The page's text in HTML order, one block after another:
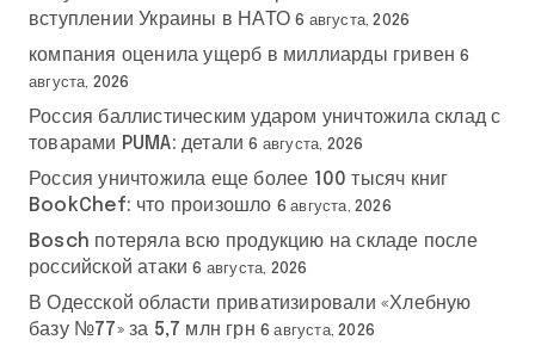
вступлении Украины в НАТО 6 августа, 2026
компания оценила ущерб в миллиарды гривен 6
августа, 2026
Россия баллистическим ударом уничтожила склад с
товарами PUMA: детали 6 августа, 2026
Россия уничтожила еще более 100 тысяч книг
BookChef: что произошло 6 августа, 2026
Bosch потеряла всю продукцию на складе после
российской атаки 6 августа, 2026
В Одесской области приватизировали «Хлебную
базу №77» за 5,7 млн грн 6 августа, 2026